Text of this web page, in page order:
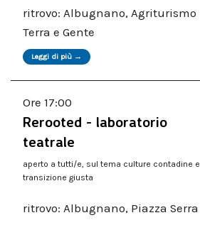
ritrovo: Albugnano, Agriturismo
Terra e Gente
Leggi di più →
Ore 17:00
Rerooted - laboratorio
teatrale
aperto a tutti/e, sul tema culture contadine e
transizione giusta
ritrovo: Albugnano, Piazza Serra